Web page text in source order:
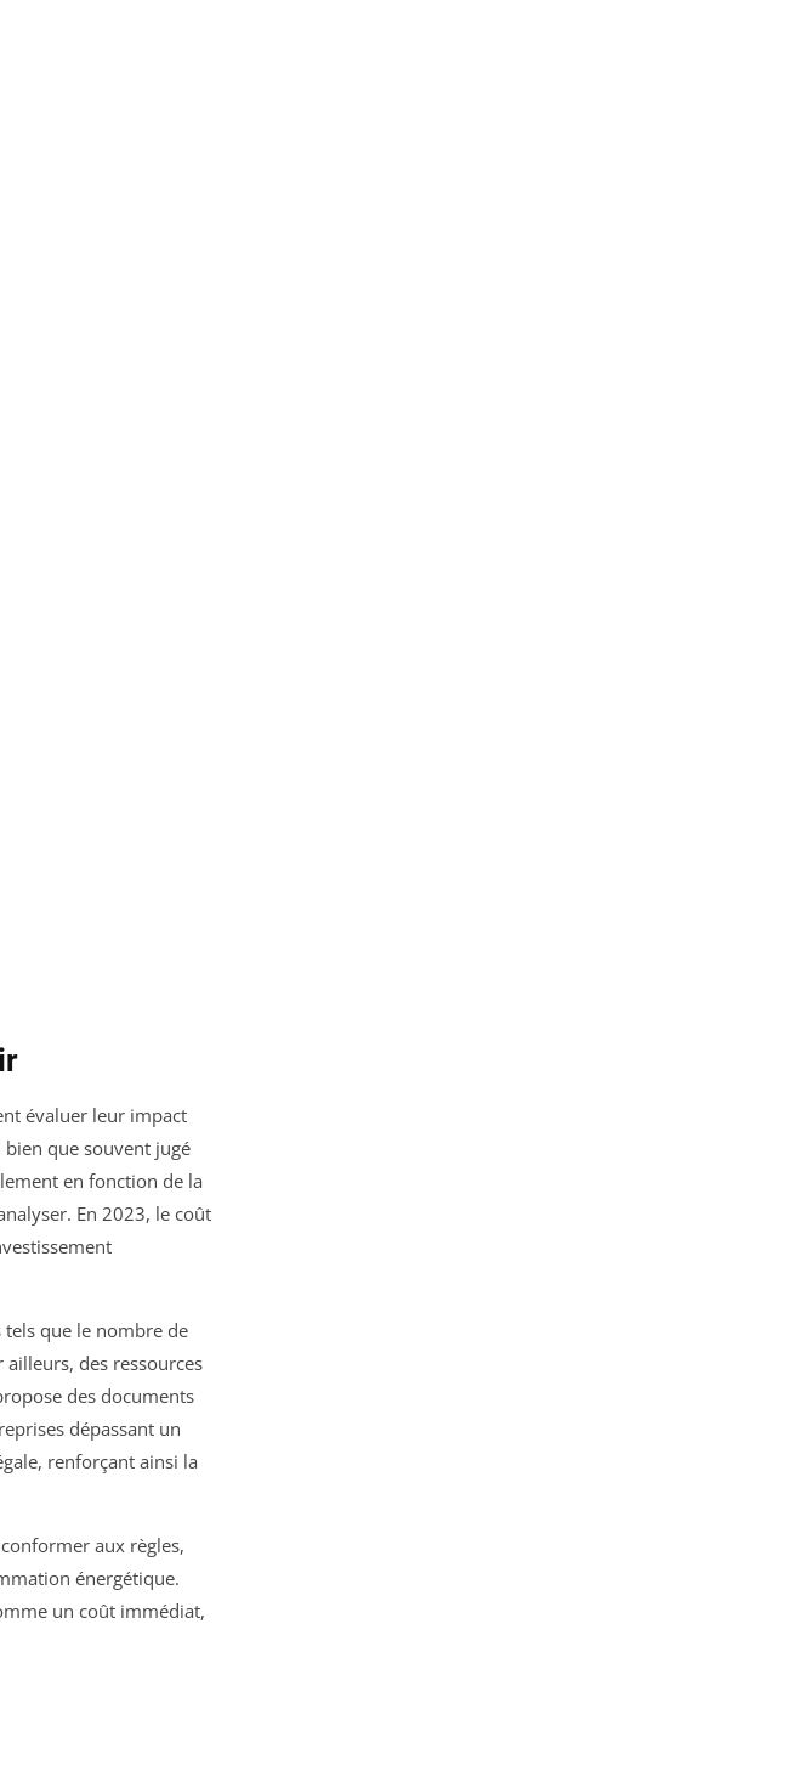
évaluer leur impact
que souvent jugé
en fonction de la
En 2023, le coût
que le nombre de
ailleurs, des ressources
des documents
dépassant un
renforçant ainsi la
aux règles,
énergétique.
un coût immédiat,